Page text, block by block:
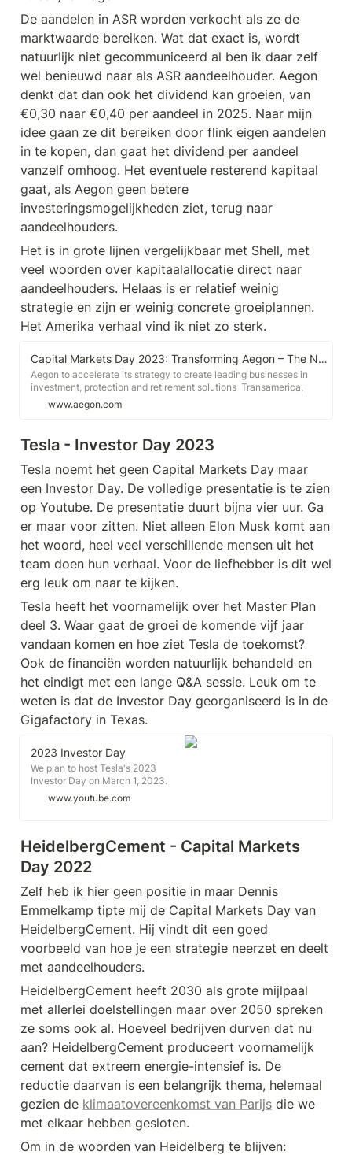
De aandelen in ASR worden verkocht als ze de
marktwaarde bereiken. Wat dat exact is, wordt
natuurlijk niet gecommuniceerd al ben ik daar zelf
wel benieuwd naar als ASR aandeelhouder. Aegon
denkt dat dan ook het dividend kan groeien, van
€0,30 naar €0,40 per aandeel in 2025. Naar mijn
idee gaan ze dit bereiken door flink eigen aandelen
in te kopen, dan gaat het dividend per aandeel
vanzelf omhoog. Het eventuele resterend kapitaal
gaat, als Aegon geen betere
investeringsmogelijkheden ziet, terug naar
aandeelhouders.
Het is in grote lijnen vergelijkbaar met Shell, met
veel woorden over kapitaalallocatie direct naar
aandeelhouders. Helaas is er relatief weinig
strategie en zijn er weinig concrete groeiplannen.
Het Amerika verhaal vind ik niet zo sterk.
Capital Markets Day 2023: Transforming Aegon – The Next Chapter
Aegon to accelerate its strategy to create leading businesses in
investment, protection and retirement solutions Transamerica,
Aegon’s US subsidiary, to accelerate growth and build America’s
leading middle market life insurance and retirement company Aegon
www.aegon.com
Tesla - Investor Day 2023
Tesla noemt het geen Capital Markets Day maar
een Investor Day. De volledige presentatie is te zien
op Youtube. De presentatie duurt bijna vier uur. Ga
er maar voor zitten. Niet alleen Elon Musk komt aan
het woord, heel veel verschillende mensen uit het
team doen hun verhaal. Voor de liefhebber is dit wel
erg leuk om naar te kijken.
Tesla heeft het voornamelijk over het Master Plan
deel 3. Waar gaat de groei de komende vijf jaar
vandaan komen en hoe ziet Tesla de toekomst?
Ook de financiën worden natuurlijk behandeld en
het eindigt met een lange Q&A sessie. Leuk om te
weten is dat de Investor Day georganiseerd is in de
Gigafactory in Texas.
2023 Investor Day
We plan to host Tesla's 2023
Investor Day on March 1, 2023.
Our investors will be able to see
our most advanced production line
www.youtube.com
HeidelbergCement - Capital Markets
Day 2022
Zelf heb ik hier geen positie in maar Dennis
Emmelkamp tipte mij de Capital Markets Day van
HeidelbergCement. Hij vindt dit een goed
voorbeeld van hoe je een strategie neerzet en deelt
met aandeelhouders.
HeidelbergCement heeft 2030 als grote mijlpaal
met allerlei doelstellingen maar over 2050 spreken
ze soms ook al. Hoeveel bedrijven durven dat nu
aan? HeidelbergCement produceert voornamelijk
cement dat extreem energie-intensief is. De
reductie daarvan is een belangrijk thema, helemaal
gezien de klimaatovereenkomst van Parijs die we
met elkaar hebben gesloten.
Om in de woorden van Heidelberg te blijven: